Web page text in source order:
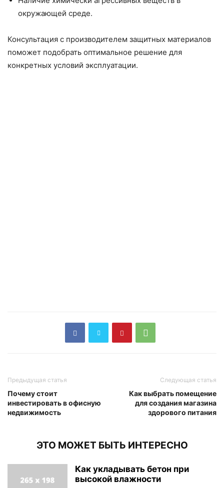
окружающей среде.
Консультация с производителем защитных материалов
поможет подобрать оптимальное решение для
конкретных условий эксплуатации.
Предыдущая статья
Почему стоит
инвестировать в офисную
недвижимость
Следующая статья
Как выбрать помещение
для создания магазина
здорового питания
ЭТО МОЖЕТ БЫТЬ ИНТЕРЕСНО
Как укладывать бетон при
высокой влажности